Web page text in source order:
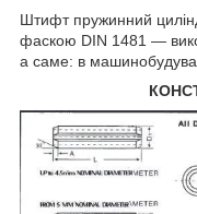
Штифт пружинний
фаскою DIN 1481 —
а саме: в